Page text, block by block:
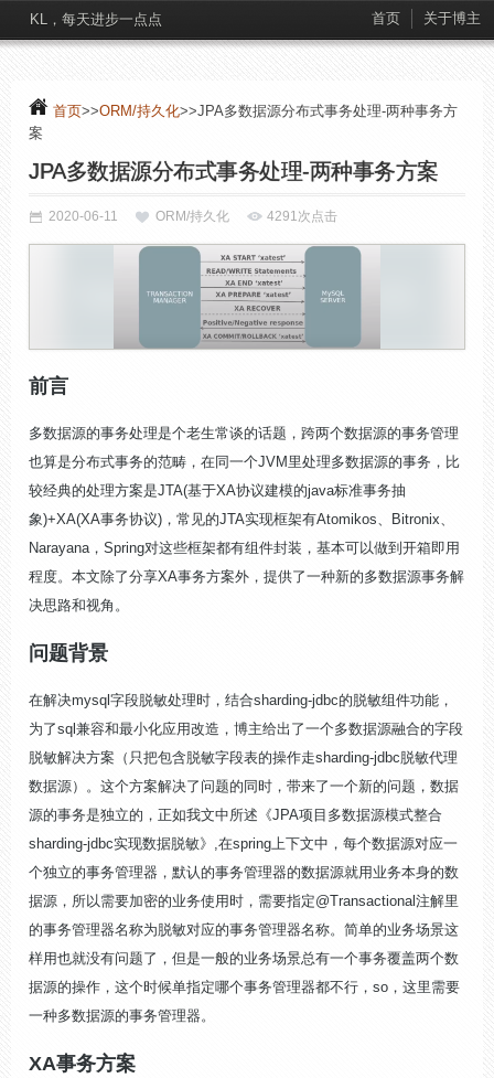
KL，每天进步一点点 首页 关于博主
首页>>ORM/持久化>>JPA多数据源分布式事务处理-两种事务方
案
JPA多数据源分布式事务处理-两种事务方案
2020-06-11 ORM/持久化 4291次点击
前言
多数据源的事务处理是个老生常谈的话题，跨两个数据源的事务管理
也算是分布式事务的范畴，在同一个JVM里处理多数据源的事务，比
较经典的处理方案是JTA(基于XA协议建模的java标准事务抽
象)+XA(XA事务协议)，常见的JTA实现框架有Atomikos、Bitronix、
Narayana，Spring对这些框架都有组件封装，基本可以做到开箱即用
程度。本文除了分享XA事务方案外，提供了一种新的多数据源事务解
决思路和视角。
问题背景
在解决mysql字段脱敏处理时，结合sharding-jdbc的脱敏组件功能，
为了sql兼容和最小化应用改造，博主给出了一个多数据源融合的字段
脱敏解决方案（只把包含脱敏字段表的操作走sharding-jdbc脱敏代理
数据源）。这个方案解决了问题的同时，带来了一个新的问题，数据
源的事务是独立的，正如我文中所述《JPA项目多数据源模式整合
sharding-jdbc实现数据脱敏》,在spring上下文中，每个数据源对应一
个独立的事务管理器，默认的事务管理器的数据源就用业务本身的数
据源，所以需要加密的业务使用时，需要指定@Transactional注解里
的事务管理器名称为脱敏对应的事务管理器名称。简单的业务场景这
样用也就没有问题了，但是一般的业务场景总有一个事务覆盖两个数
据源的操作，这个时候单指定哪个事务管理器都不行，so，这里需要
一种多数据源的事务管理器。
XA事务方案